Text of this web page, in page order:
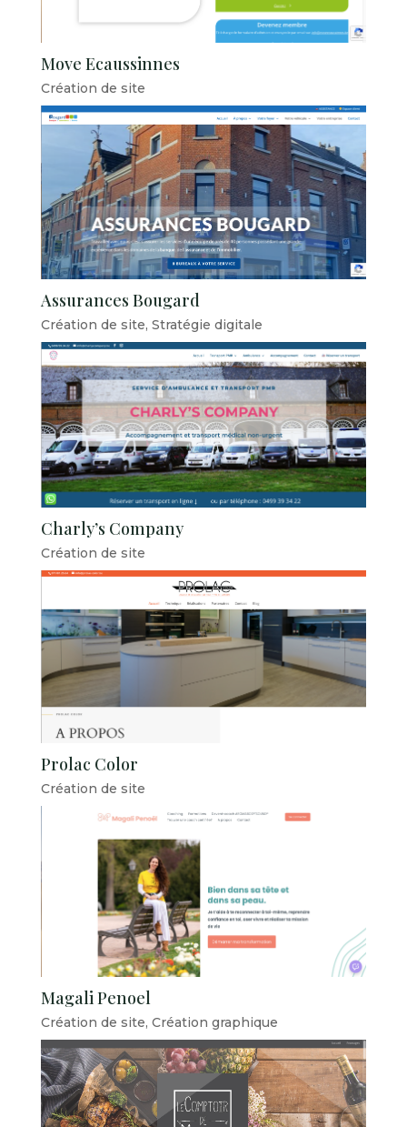
Move Ecaussinnes
Création de site
Assurances Bougard
Création de site, Stratégie digitale
Charly’s Company
Création de site
Prolac Color
Création de site
Magali Penoel
Création de site, Création graphique